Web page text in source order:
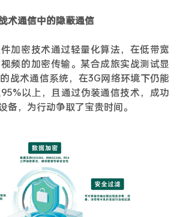
术通信中的隐蔽通信
加密技术通过轻量化算法，在低带宽
频的加密传输。某合成旅实战测试显
战术通信系统，在3G网络环境下仍能
以上，且通过伪装通信技术，成功
备，为行动争取了宝贵时间。